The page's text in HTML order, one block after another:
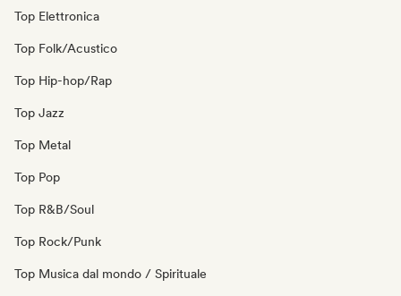
Top Elettronica
Top Folk/Acustico
Top Hip-hop/Rap
Top Jazz
Top Metal
Top Pop
Top R&B/Soul
Top Rock/Punk
Top Musica dal mondo / Spirituale